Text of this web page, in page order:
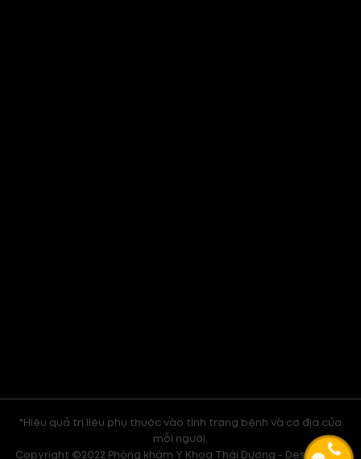
*Hiệu quả trị liệu phụ thuộc vào tình trạng bệnh và cơ địa của
mỗi người.
Copyright ©2022 Phòng khám Y Khoa Thái Dương - Design with